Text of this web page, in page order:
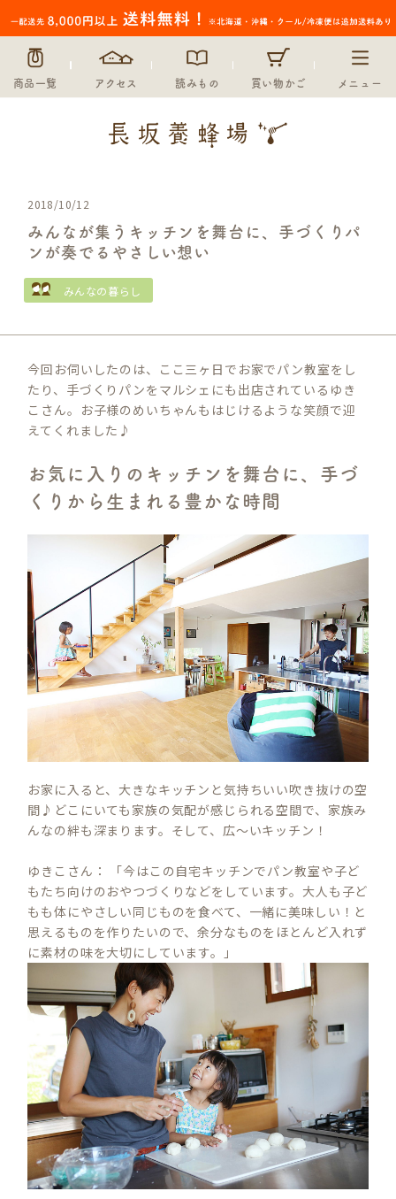
商品一覧 アクセス 読みもの 買い物かご メニュー
2018/10/12
みんなが集うキッチンを舞台に、手づくりパ
ンが奏でるやさしい想い
みんなの暮らし
今回お伺いしたのは、ここ三ヶ日でお家でパン教室をし
たり、手づくりパンをマルシェにも出店されているゆき
こさん。お子様のめいちゃんもはじけるような笑顔で迎
えてくれました♪
お気に入りのキッチンを舞台に、手づ
くりから生まれる豊かな時間
お家に入ると、大きなキッチンと気持ちいい吹き抜けの空
間♪どこにいても家族の気配が感じられる空間で、家族み
んなの絆も深まります。そして、広〜いキッチン！
ゆきこさん： 「今はこの自宅キッチンでパン教室や子ど
もたち向けのおやつづくりなどをしています。大人も子ど
もも体にやさしい同じものを食べて、一緒に美味しい！と
思えるものを作りたいので、余分なものをほとんど入れず
に素材の味を大切にしています。」